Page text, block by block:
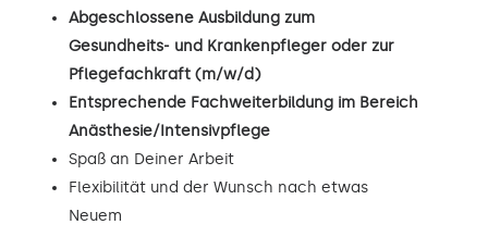
Abgeschlossene Ausbildung zum
Gesundheits- und Krankenpfleger oder zur
Pflegefachkraft (m/w/d)
Entsprechende Fachweiterbildung im Bereich
Anästhesie/Intensivpflege
Spaß an Deiner Arbeit
Flexibilität und der Wunsch nach etwas
Neuem